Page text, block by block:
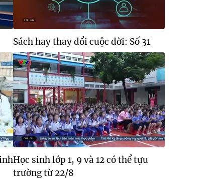
Sách hay thay đổi cuộc đời: Số 31
Học sinh lớp 1, 9 và 12 có thể tựu
trường từ 22/8